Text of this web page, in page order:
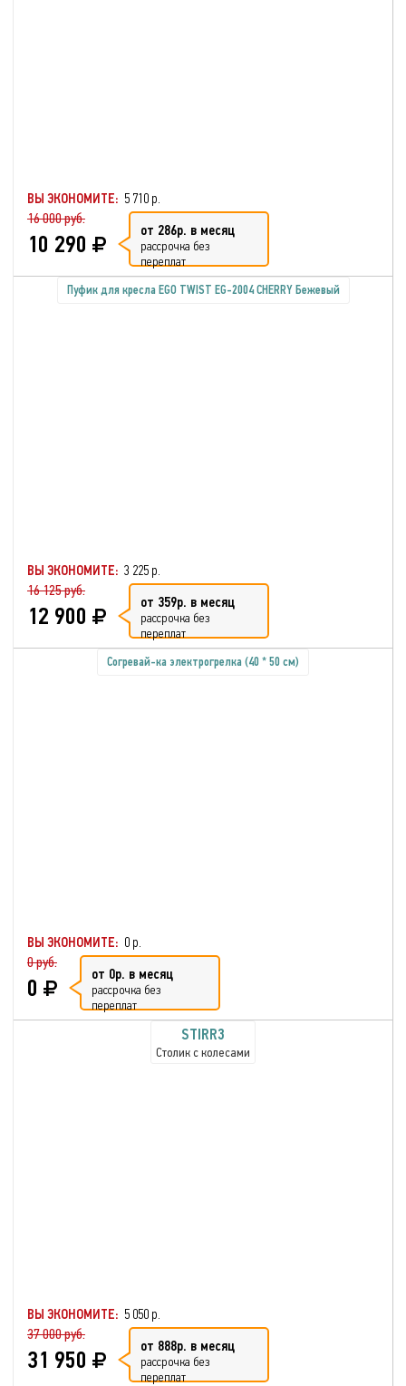
ВЫ ЭКОНОМИТЕ: 5 710 р.
16 000 руб.
10 290 от 286р. в месяц
рассрочка без
переплат
Пуфик для кресла EGO TWIST EG-2004 CHERRY Бежевый
ВЫ ЭКОНОМИТЕ: 3 225 р.
16 125 руб.
12 900 от 359р. в месяц
рассрочка без
переплат
Согревай-ка электрогрелка (40 * 50 см)
ВЫ ЭКОНОМИТЕ: 0 р.
0 руб.
0 от 0р. в месяц
рассрочка без
переплат
STIRR3
Столик с колесами
ВЫ ЭКОНОМИТЕ: 5 050 р.
37 000 руб.
31 950 от 888р. в месяц
рассрочка без
переплат